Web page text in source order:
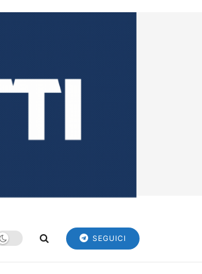
SEGUICI